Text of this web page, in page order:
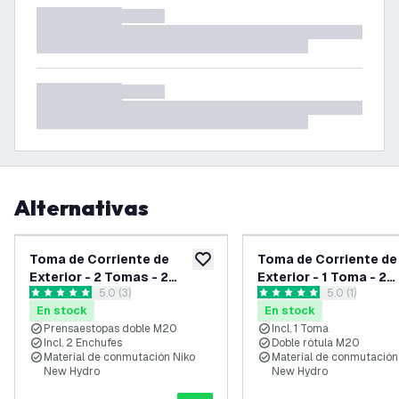
Alternativas
añadir a lista de deseos
Toma de Corriente de
Exterior - 2 Tomas - 2
Prensaestopas - IP55 - 65
cm
abrir el panel de reseñas
5 estrellas de puntuación
5.0 (3)
En stock
Prensaestopas doble M20
Incl. 2 Enchufes
Material de conmutación Niko
New Hydro
Toma de Corriente de
Exterior - 1 Toma - 2
Prensaestopas -
cm
abrir el panel
5 estrellas de puntuación
5.0 (1)
En stock
Incl. 1 Toma
Doble rótula M20
Material de
New Hydro